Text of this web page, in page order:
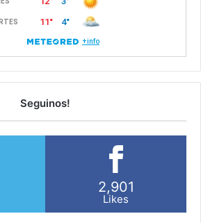
Seguinos!
2,901
Likes